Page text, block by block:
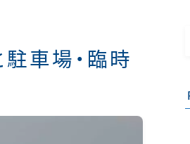
車場・臨時